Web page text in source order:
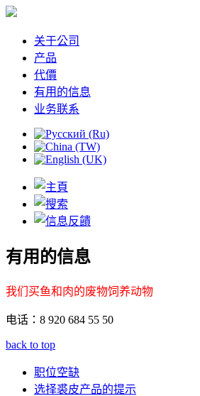
关于公司
产品
代價
有用的信息
业务联系
有用的信息
我们买鱼和肉的废物饲养动物
电话：8 920 684 55 50
back to top
职位空缺
选择裘皮产品的提示